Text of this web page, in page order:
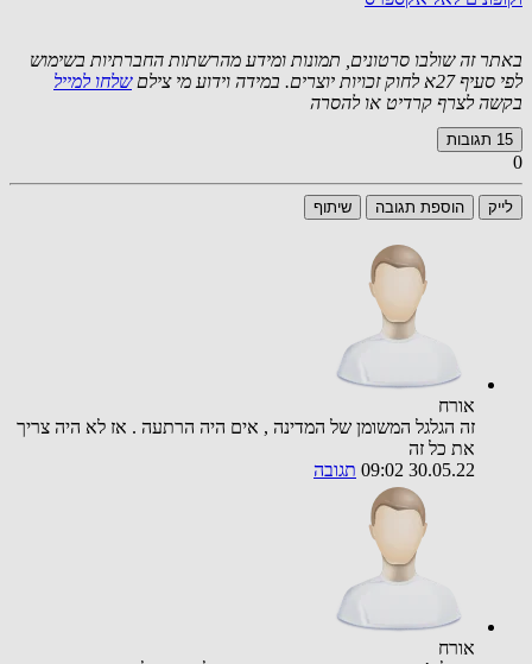
באתר זה שולבו סרטונים, תמונות ומידע מהרשתות החברתיות בשימוש
לפי סעיף 27א לחוק זכויות יוצרים. במידה וידוע מי צילם
שלחו למייל
בקשה לצרף קרדיט או להסרה
15 תגובות
0
לייק הוספת תגובה שיתוף
אורח
זה הגלגל המשומן של המדינה , אים היה הרתעה . אז לא היה צריך
את כל זה
30.05.22 09:02
תגובה
אורח